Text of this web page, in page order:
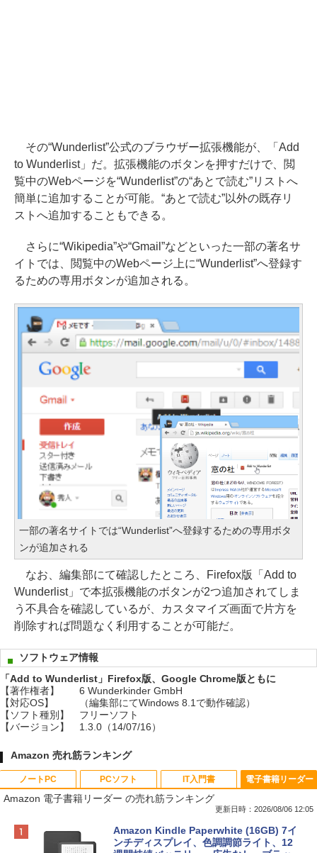
その“Wunderlist”公式のブラウザー拡張機能が、「Add
to Wunderlist」だ。拡張機能のボタンを押すだけで、閲
覧中のWebページを“Wunderlist”の“あとで読む”リストへ
簡単に追加することが可能。“あとで読む”以外の既存リ
ストへ追加することもできる。
さらに“Wikipedia”や“Gmail”などといった一部の著名サ
イトでは、閲覧中のWebページ上に“Wunderlist”へ登録す
るための専用ボタンが追加される。
一部の著名サイトでは“Wunderlist”へ登録するための専用ボタ
ンが追加される
なお、編集部にて確認したところ、Firefox版「Add to
Wunderlist」で本拡張機能のボタンが2つ追加されてしま
う不具合を確認しているが、カスタマイズ画面で片方を
削除すれば問題なく利用することが可能だ。
ソフトウェア情報
「Add to Wunderlist」Firefox版、Google Chrome版ともに
【著作権者】
6 Wunderkinder GmbH
【対応OS】
（編集部にてWindows 8.1で動作確認）
【ソフト種別】
フリーソフト
【バージョン】
1.3.0（14/07/16）
Amazon 売れ筋ランキング
ノートPC
Apple 2026 MacBook Neo A18 Proチッ
プ搭載13インチノートブック：AIとAppl
PCソフト
Xbox プリペイドカード 10,000円 デジタ
ルコード 【旧 Xbox ギフトカード】 [オ
IT入門書
生成AIパスポート公式テキスト 第４版
電子書籍リーダー
Amazon 電子書籍リーダー の売れ筋ランキング
更新日時：2026/08/06 12:05
Amazon Kindle Paperwhite (16GB) 7イ
ンチディスプレイ、色調調節ライト、12